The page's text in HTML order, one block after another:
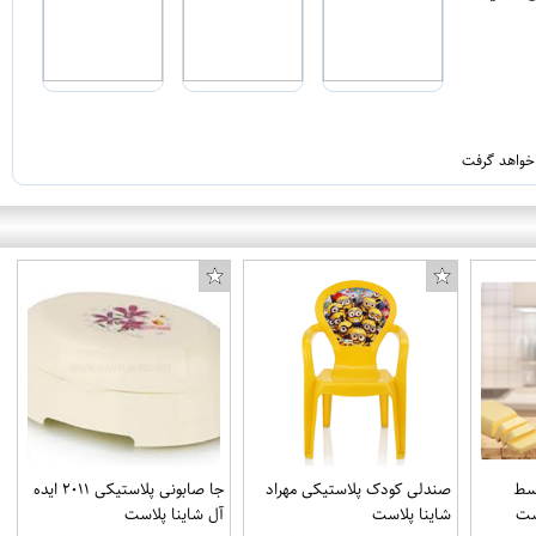
خواهد گرفت
صندلی کودک پلاستیکی مهراد
شاینا پلاست
جا صابونی پلاستیکی ۲۰۱۱ ایده
آل شاینا پلاست